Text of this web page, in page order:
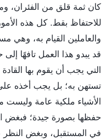
كان ثمة قلق من الفئران،
للاحتفاظ بقط. كل هذه
والعاملين القيام به، وهي
قد يبدو هذا العمل تافهًا إلى
التي يجب أن يقوم بها
تستهن به؛ بل يجب أخذه
الأشياء ملكية عامة
حفظها بصورة جيدة؛ فبغض
في المستقبل، وبغض النظر